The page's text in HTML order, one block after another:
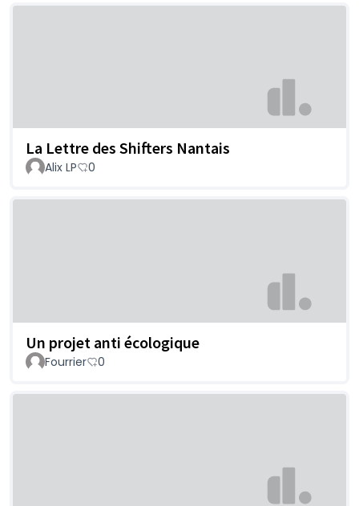
La Lettre des Shifters Nantais
Alix LP 0
Un projet anti écologique
Fourrier 0